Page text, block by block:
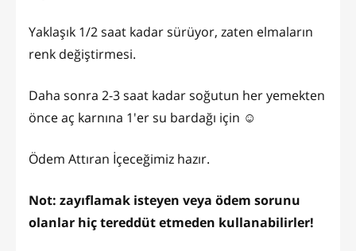
Yaklaşık 1/2 saat kadar sürüyor, zaten elmaların
renk değiştirmesi.
Daha sonra 2-3 saat kadar soğutun her yemekten
önce aç karnına 1'er su bardağı için ☺
Ödem Attıran İçeceğimiz hazır.
Not: zayıflamak isteyen veya ödem sorunu
olanlar hiç tereddüt etmeden kullanabilirler!